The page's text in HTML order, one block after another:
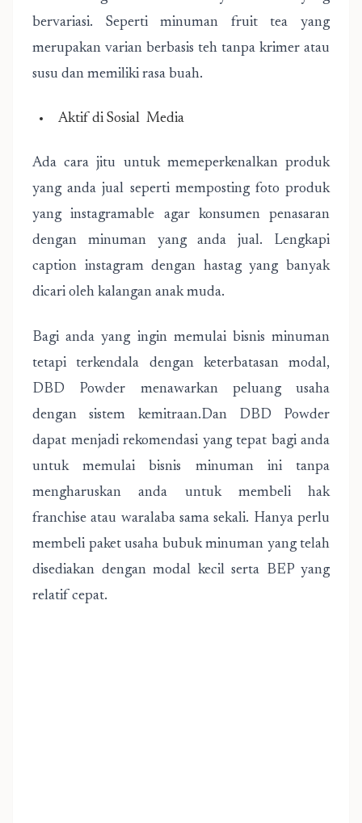
bervariasi. Seperti minuman fruit tea yang
merupakan varian berbasis teh tanpa krimer atau
susu dan memiliki rasa buah.
Aktif di Sosial Media
Ada cara jitu untuk memeperkenalkan produk
yang anda jual seperti memposting foto produk
yang instagramable agar konsumen penasaran
dengan minuman yang anda jual. Lengkapi
caption instagram dengan hastag yang banyak
dicari oleh kalangan anak muda.
Bagi anda yang ingin memulai bisnis minuman
tetapi terkendala dengan keterbatasan modal,
DBD Powder menawarkan peluang usaha
dengan sistem kemitraan.Dan DBD Powder
dapat menjadi rekomendasi yang tepat bagi anda
untuk memulai bisnis minuman ini tanpa
mengharuskan anda untuk membeli hak
franchise atau waralaba sama sekali. Hanya perlu
membeli paket usaha bubuk minuman yang telah
disediakan dengan modal kecil serta BEP yang
relatif cepat.